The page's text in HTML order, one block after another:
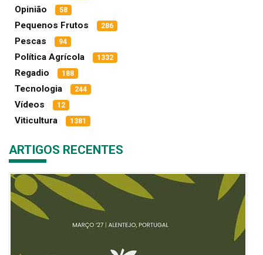
Opinião 58
Pequenos Frutos 286
Pescas 94
Política Agrícola 1332
Regadio 188
Tecnologia 244
Vídeos 12
Viticultura 1381
ARTIGOS RECENTES